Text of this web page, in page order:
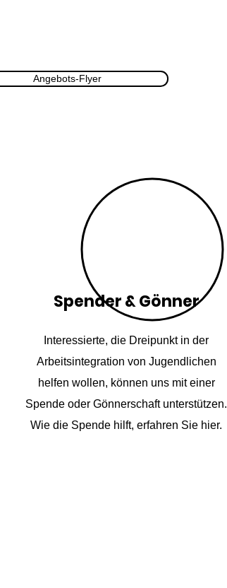
Angebots-Flyer
Spender & Gönner
Interessierte, die Dreipunkt in der
Arbeitsintegration von Jugendlichen
helfen wollen, können uns mit einer
Spende oder Gönnerschaft unterstützen.
Wie die Spende hilft, erfahren Sie hier.